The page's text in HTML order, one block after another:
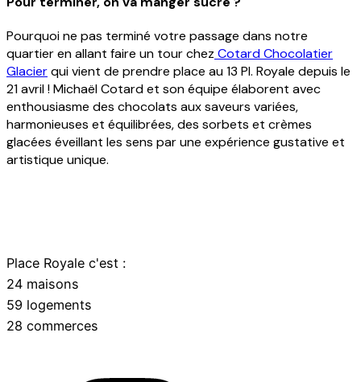
Pourquoi ne pas terminé votre passage dans notre
quartier en allant faire un tour chez Cotard Chocolatier
Glacierqui vient de prendre place au 13 Pl. Royale depuis le
21 avril ! Michaël Cotard et son équipe élaborent avec
enthousiasme des chocolats aux saveurs variées,
harmonieuses et équilibrées, des sorbets et crèmes
glacées éveillant les sens par une expérience gustative et
artistique unique.
Place Royale c'est :
24 maisons
59 logements
28 commerces